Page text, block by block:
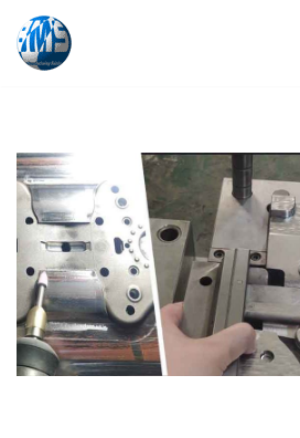
İçeriğe